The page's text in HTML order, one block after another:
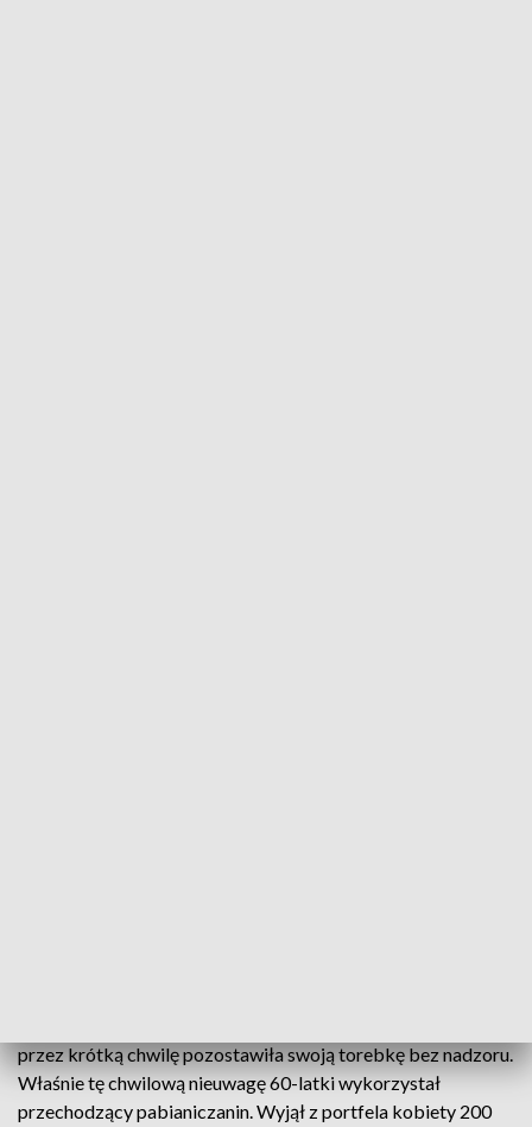
przez krótką chwilę pozostawiła swoją torebkę bez nadzoru.
Właśnie tę chwilową nieuwagę 60-latki wykorzystał
przechodzący pabianiczanin. Wyjął z portfela kobiety 200